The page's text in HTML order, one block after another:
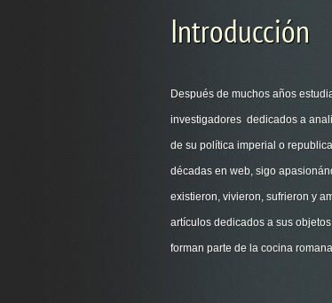
Introducción
Después de muchos años
investigadores dedicados a
de su política imperial o
décadas en web, sigo
existieron, vivieron, sufrieron y
artículos dedicados a sus
forman parte de la cocina